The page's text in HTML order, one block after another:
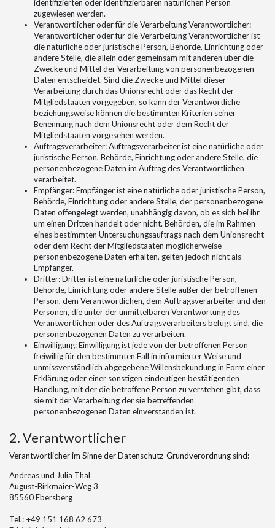
identifizierten oder identifizierbaren natürlichen Person
zugewiesen werden.
Verantwortlicher oder für die Verarbeitung Verantwortlicher:
Verantwortlicher oder für die Verarbeitung Verantwortlicher ist
die natürliche oder juristische Person, Behörde, Einrichtung oder
andere Stelle, die allein oder gemeinsam mit anderen über die
Zwecke und Mittel der Verarbeitung von personenbezogenen
Daten entscheidet. Sind die Zwecke und Mittel dieser
Verarbeitung durch das Unionsrecht oder das Recht der
Mitgliedstaaten vorgegeben, so kann der Verantwortliche
beziehungsweise können die bestimmten Kriterien seiner
Benennung nach dem Unionsrecht oder dem Recht der
Mitgliedstaaten vorgesehen werden.
Auftragsverarbeiter: Auftragsverarbeiter ist eine natürliche oder
juristische Person, Behörde, Einrichtung oder andere Stelle, die
personenbezogene Daten im Auftrag des Verantwortlichen
verarbeitet.
Empfänger: Empfänger ist eine natürliche oder juristische Person,
Behörde, Einrichtung oder andere Stelle, der personenbezogene
Daten offengelegt werden, unabhängig davon, ob es sich bei ihr
um einen Dritten handelt oder nicht. Behörden, die im Rahmen
eines bestimmten Untersuchungsauftrags nach dem Unionsrecht
oder dem Recht der Mitgliedstaaten möglicherweise
personenbezogene Daten erhalten, gelten jedoch nicht als
Empfänger.
Dritter: Dritter ist eine natürliche oder juristische Person,
Behörde, Einrichtung oder andere Stelle außer der betroffenen
Person, dem Verantwortlichen, dem Auftragsverarbeiter und den
Personen, die unter der unmittelbaren Verantwortung des
Verantwortlichen oder des Auftragsverarbeiters befugt sind, die
personenbezogenen Daten zu verarbeiten.
Einwilligung: Einwilligung ist jede von der betroffenen Person
freiwillig für den bestimmten Fall in informierter Weise und
unmissverständlich abgegebene Willensbekundung in Form einer
Erklärung oder einer sonstigen eindeutigen bestätigenden
Handlung, mit der die betroffene Person zu verstehen gibt, dass
sie mit der Verarbeitung der sie betreffenden
personenbezogenen Daten einverstanden ist.
2. Verantwortlicher
Verantwortlicher im Sinne der Datenschutz-Grundverordnung sind:
Andreas und Julia Thal
August-Birkmaier-Weg 3
85560 Ebersberg
Tel.: +49 151 168 62 673